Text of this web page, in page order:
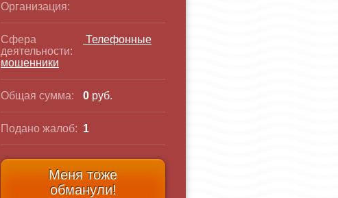
Организация:
Сфера
деятельности:
Телефонные
мошенники
Общая сумма: 0 руб.
Подано жалоб: 1
Меня тоже
обманули!